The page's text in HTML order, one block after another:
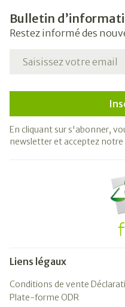
Bulletin
Restez informé des
Adresse mail
En cliquant sur s'abonner,
newsletter et acceptez notre
Liens légaux
Conditions de vente
Plate-forme ODR